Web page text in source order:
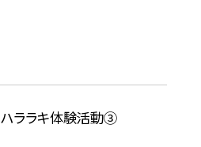
ハララキ体験活動③